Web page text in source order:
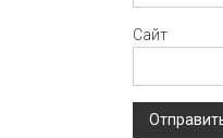
Сайт